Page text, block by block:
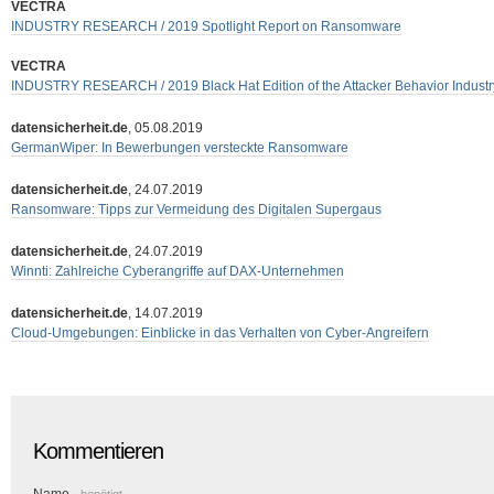
VECTRA
INDUSTRY RESEARCH / 2019 Spotlight Report on Ransomware
VECTRA
INDUSTRY RESEARCH / 2019 Black Hat Edition of the Attacker Behavior
datensicherheit.de, 05.08.2019
GermanWiper: In Bewerbungen versteckte Ransomware
datensicherheit.de, 24.07.2019
Ransomware: Tipps zur Vermeidung des Digitalen Supergaus
datensicherheit.de, 24.07.2019
Winnti: Zahlreiche Cyberangriffe auf DAX-Unternehmen
datensicherheit.de, 14.07.2019
Cloud-Umgebungen: Einblicke in das Verhalten von Cyber-Angreifern
Kommentieren